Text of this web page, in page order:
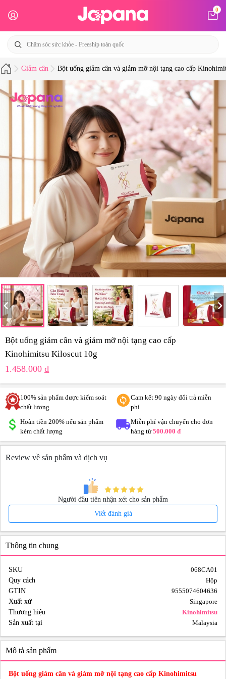
0
Giảm cân Bột uống giảm cân và giảm mỡ nội tạng cao cấp
Bột uống giảm cân và giảm mỡ nội tạng cao cấp
Kinohimitsu Kiloscut 10g
1.458.000 ₫
100% sản phẩm được kiểm soát
chất lượng
Cam kết 90 ngày đổi trả miễn
phí
Hoàn tiền 200% nếu sản phẩm
kém chất lượng
Miễn phí vận chuyển cho đơn
hàng từ500.000 đ
Review về sản phẩm và dịch vụ
Người đầu tiên nhận xét cho sản phẩm
Viết đánh giá
Thông tin chung
SKU
068CA01
Quy cách
Hộp
GTIN
9555074604636
Xuất xứ
Singapore
Thương hiệu
Kinohimitsu
Sản xuất tại
Malaysia
Mô tả sản phẩm
Bột uống giảm cân và giảm mỡ nội tạng cao cấp Kinohimitsu